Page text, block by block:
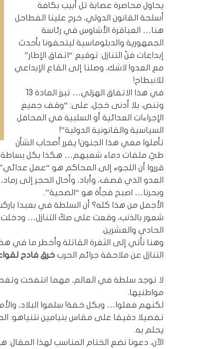
يحاول محاصرة عصابة تل أبيب بكافة
أسلحة القانون الدولي، خرج علينا الفطاحل
هنا… العباقرة الأشاوس في رئاسة
الجمهورية والدبلوماسية ليتحفونا بأحدث
إبداعات فنّ التنازل: توقيع “اتفاق الإطار”
مع العدو! لاشك، وصلنا إلى القاع الإبداعي
للانبطاح!
في هذا الاتفاق الهزلي… تبرز المادة 13
وتنص، بلا أدنى خجل، على: “وقف جميع
الإجراءات العدائية أو السلبية في المحافل
السياسية والقانونية الدولية”!
تأملوا معي هذا الجنون! يقرر أصحاب الشأن
طيّ ملفات دماء شعبهم… هكذا بكل بساطة!
قرروا أن اللجوء إلى المحاكم هو “عمل
العدو الذي قصف، وأباد، وأحال الحجر إلى
وبحرنا… اصبح فجأة هو “الضحية”.
الأجمل من هذا كله؟ أن السلطة في بعبدا
شعور بالذنب، وقعت على صكّ التنازل… ودخلت
الحادي والعشرين.
وهنا نأتي إلى الثغرة القاتلة وأخطر ما في
التنازل عن ملاحقة جرائم الحرب خرق فادح
لا توجد سلطة في العالم، مهما انتفخت
مواطنيها.
لكنهم فعلوا… وبكل خفة! سلموا البلاد،
تفصيلا دقيقا على مقاس بنيامين نتنياهو:
يحلم به.
الآن، دعونا نضع الختام المناسب لهذا